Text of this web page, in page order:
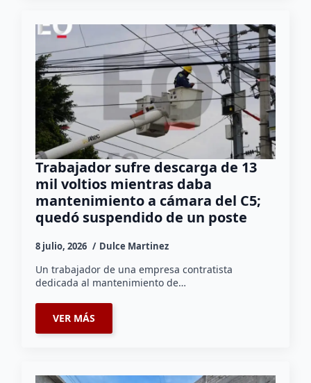
Trabajador sufre descarga de 13
mil voltios mientras daba
mantenimiento a cámara del C5;
quedó suspendido de un poste
8 julio, 2026 Dulce Martinez
Un trabajador de una empresa contratista
dedicada al mantenimiento de…
VER MÁS